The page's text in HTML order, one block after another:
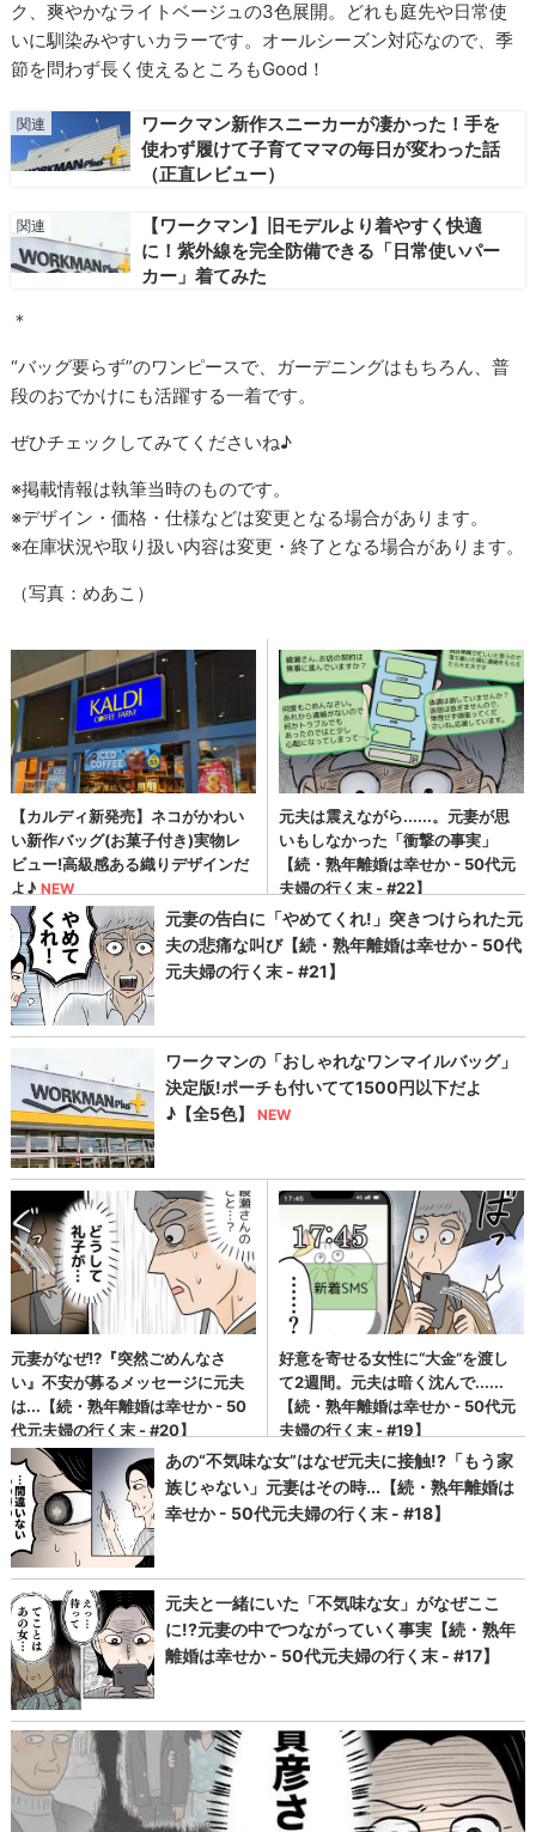
ク、爽やかなライトベージュの3色展開。どれも庭先や日常使
いに馴染みやすいカラーです。オールシーズン対応なので、季
節を問わず長く使えるところもGood！
ワークマン新作スニーカーが凄かった！手を
使わず履けて子育てママの毎日が変わった話
（正直レビュー）
【ワークマン】旧モデルより着やすく快適
に！紫外線を完全防備できる「日常使いパー
カー」着てみた
＊
“バッグ要らず”のワンピースで、ガーデニングはもちろん、普
段のおでかけにも活躍する一着です。
ぜひチェックしてみてくださいね♪
※掲載情報は執筆当時のものです。
※デザイン・価格・仕様などは変更となる場合があります。
※在庫状況や取り扱い内容は変更・終了となる場合があります。
（写真：めあこ）